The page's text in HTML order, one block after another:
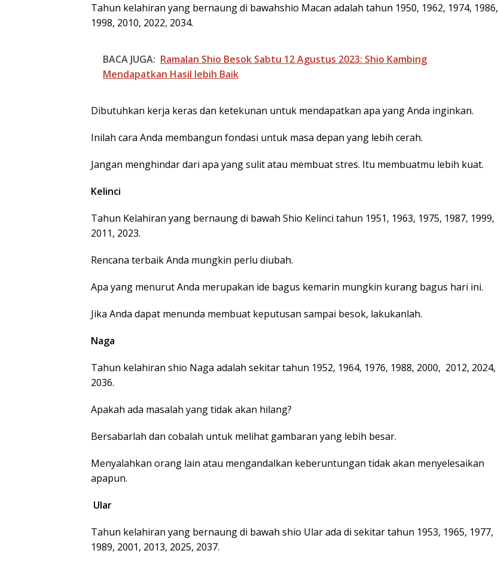
Tahun kelahiran yang bernaung di bawahshio Macan adalah tahun 1950, 1962, 1974, 1986,
1998, 2010, 2022, 2034.
BACA JUGA: Ramalan Shio Besok Sabtu 12 Agustus 2023: Shio Kambing
Mendapatkan Hasil lebih Baik
Dibutuhkan kerja keras dan ketekunan untuk mendapatkan apa yang Anda inginkan.
Inilah cara Anda membangun fondasi untuk masa depan yang lebih cerah.
Jangan menghindar dari apa yang sulit atau membuat stres. Itu membuatmu lebih kuat.
Kelinci
Tahun Kelahiran yang bernaung di bawah Shio Kelinci tahun 1951, 1963, 1975, 1987, 1999,
2011, 2023.
Rencana terbaik Anda mungkin perlu diubah.
Apa yang menurut Anda merupakan ide bagus kemarin mungkin kurang bagus hari ini.
Jika Anda dapat menunda membuat keputusan sampai besok, lakukanlah.
Naga
Tahun kelahiran shio Naga adalah sekitar tahun 1952, 1964, 1976, 1988, 2000, 2012, 2024,
2036.
Apakah ada masalah yang tidak akan hilang?
Bersabarlah dan cobalah untuk melihat gambaran yang lebih besar.
Menyalahkan orang lain atau mengandalkan keberuntungan tidak akan menyelesaikan
apapun.
Ular
Tahun kelahiran yang bernaung di bawah shio Ular ada di sekitar tahun 1953, 1965, 1977,
1989, 2001, 2013, 2025, 2037.
Laut Sesuai Ketentuan
Peraturan Perundang-
Panglima TNI Kunjungi
Lingga
Amsakar-Li Claudia
Prioritas Batam